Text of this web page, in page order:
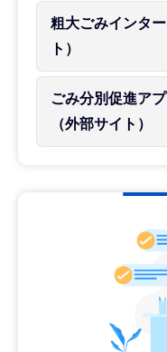
粗大ごみインタ
ト）
ごみ分別促進ア
（外部サイト）